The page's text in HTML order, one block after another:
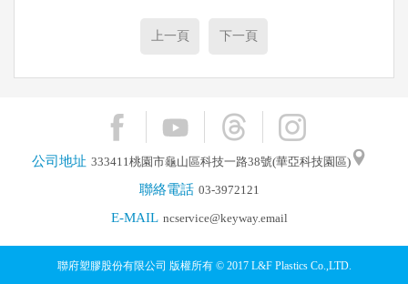
上一頁 下一頁
公司地址 333411桃園市龜山區科技一路38號(華亞科技園區)
聯絡電話 03-3972121
E-MAIL ncservice@keyway.email
聯府塑膠股份有限公司 版權所有 © 2017 L&F Plastics Co.,LTD.